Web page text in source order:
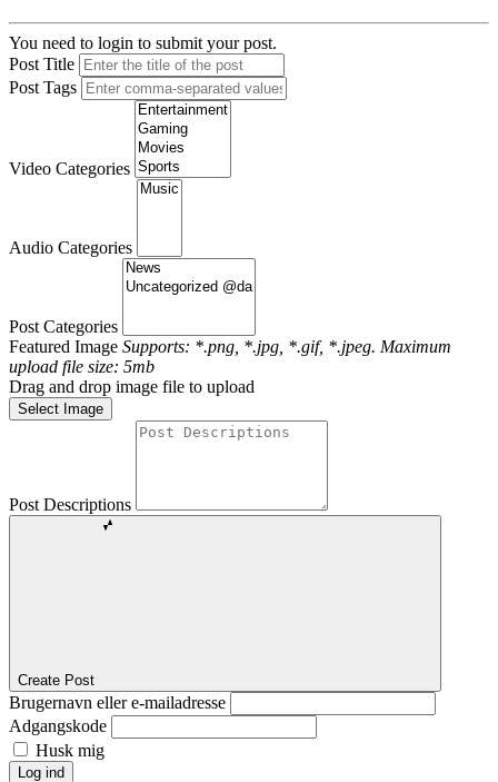
You need to login to submit your post.
Post Title
Post Tags
Video Categories
Audio Categories
Post Categories
Featured Image Supports: *.png, *.jpg, *.gif, *.jpeg. Maximum
upload file size: 5mb
Drag and drop image file to upload
Select Image
Post Descriptions
Create Post
Brugernavn eller e-mailadresse
Adgangskode
Husk mig
Log ind